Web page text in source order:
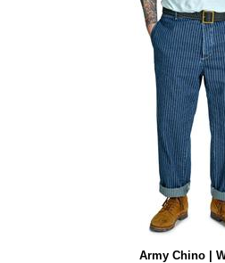
Army Chino |